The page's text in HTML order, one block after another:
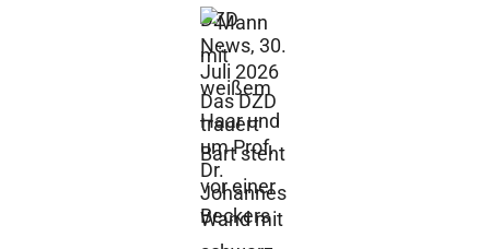
DZD
News, 30.
Juli 2026
Das DZD
trauert
um Prof.
Dr.
Johannes
Beckers